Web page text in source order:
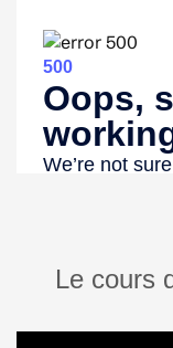
Le cours